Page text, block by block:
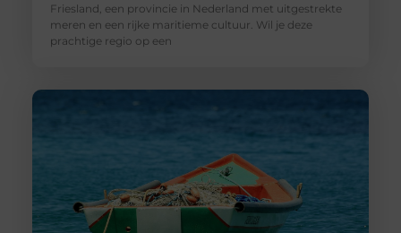
Friesland, een provincie in Nederland met uitgestrekte
meren en een rijke maritieme cultuur. Wil je deze
prachtige regio op een